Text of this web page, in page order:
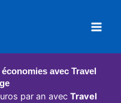
avec Travel
par an avec Travel